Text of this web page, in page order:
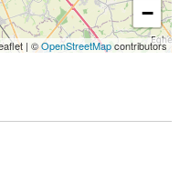
−
| ©OpenStreetMapcontributors